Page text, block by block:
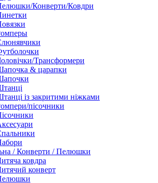
Конверти/Ковдри
Трансформери
& царапки
із закритими ніжками
пісочники
/ Конверти / Пелюшки
ковдра
конверт